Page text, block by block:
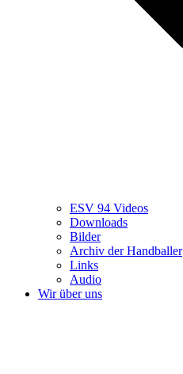
ESV 94 Videos
Downloads
Bilder
Archiv der Handballer
Links
Audio
Wir über uns